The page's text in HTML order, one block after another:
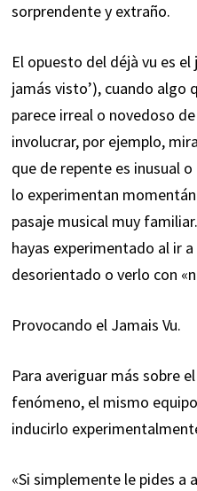
sorprendente y extraño.
El opuesto del déjà vu es
jamás visto’), cuando algo
parece irreal o novedoso
involucrar, por ejemplo,
que de repente es inusual
lo experimentan
pasaje musical muy
hayas experimentado al ir
desorientado o verlo con
Provocando el Jamais Vu.
Para averiguar más sobre
fenómeno, el mismo
inducirlo
«Si simplemente le pides a